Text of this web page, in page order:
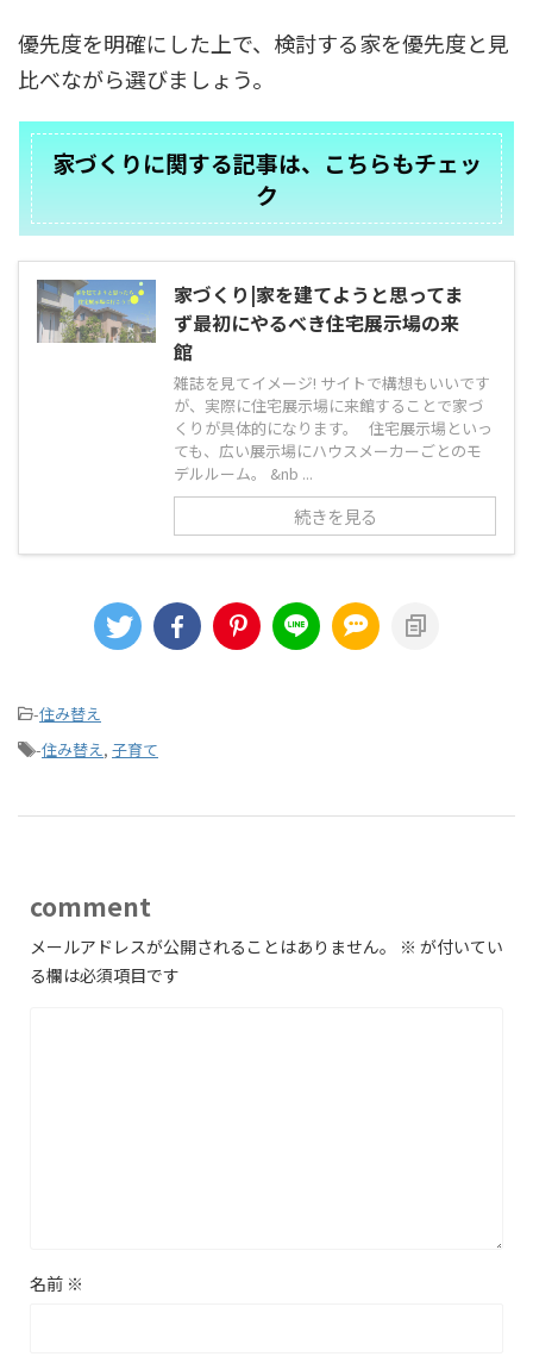
優先度を明確にした上で、検討する家を優先度と見
比べながら選びましょう。
家づくりに関する記事は、こちらもチェッ
ク
家づくり|家を建てようと思ってま
ず最初にやるべき住宅展示場の来
館
雑誌を見てイメージ! サイトで構想もいいです
が、実際に住宅展示場に来館することで家づ
くりが具体的になります。 住宅展示場といっ
ても、広い展示場にハウスメーカーごとのモ
デルルーム。 &nb ...
続きを見る
-住み替え
-住み替え, 子育て
comment
メールアドレスが公開されることはありません。 ※ が付いてい
る欄は必須項目です
名前 ※